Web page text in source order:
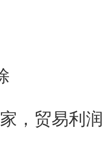
，贸易利